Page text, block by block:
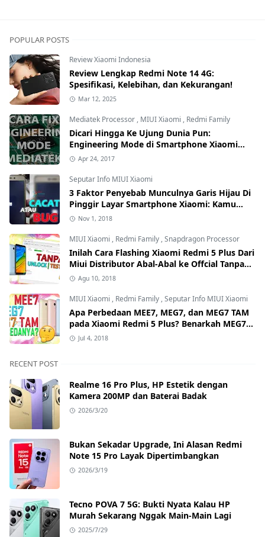
POPULAR POSTS
Review Xiaomi Indonesia
Review Lengkap Redmi Note 14 4G:
Spesifikasi, Kelebihan, dan Kekurangan!
Mar 12, 2025
Mediatek Processor , MIUI Xiaomi , Redmi Family
Dicari Hingga Ke Ujung Dunia Pun:
Engineering Mode di Smartphone Xiaomi
Kamu Hilang? Ini Tutorial Cara
Apr 24, 2017
Seputar Info MIUI Xiaomi
3 Faktor Penyebab Munculnya Garis Hijau Di
Pinggir Layar Smartphone Xiaomi: Kamu
yang Mana?
Nov 1, 2018
MIUI Xiaomi , Redmi Family ,Snapdragon Processor
Inilah Cara Flashing Xiaomi Redmi 5 Plus Dari
Miui Distributor Abal-Abal ke Offcial Tanpa
Test Point dan Tanpa Unlock Bootloader
Agu 10, 2018
MIUI Xiaomi , Redmi Family ,Seputar Info MIUI Xiaomi
Apa Perbedaan MEE7, MEG7, dan MEG7 TAM
pada Xiaomi Redmi 5 Plus? Benarkah MEG7
TAM Tidak Bisa Unlock Bootloader?
Jul 4, 2018
RECENT POST
Realme 16 Pro Plus, HP Estetik dengan
Kamera 200MP dan Baterai Badak
2026/3/20
Bukan Sekadar Upgrade, Ini Alasan Redmi
Note 15 Pro Layak Dipertimbangkan
2026/3/19
Tecno POVA 7 5G: Bukti Nyata Kalau HP
Murah Sekarang Nggak Main-Main Lagi
2025/7/29